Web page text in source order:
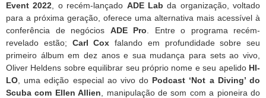
Event 2022 , o recém-lançado ADE Lab da organização, voltado
para a próxima geração, oferece uma alternativa mais acessível à
conferência de negócios ADE Pro . Entre o programa recém-
revelado estão; Carl Cox falando em profundidade sobre seu
primeiro álbum em dez anos e sua mudança para sets ao vivo,
Oliver Heldens sobre equilibrar seu próprio nome e seu apelido HI-
LO , uma edição especial ao vivo do Podcast ‘Not a Diving’ do
Scuba com Ellen Allien , manipulação de som com a pioneira do